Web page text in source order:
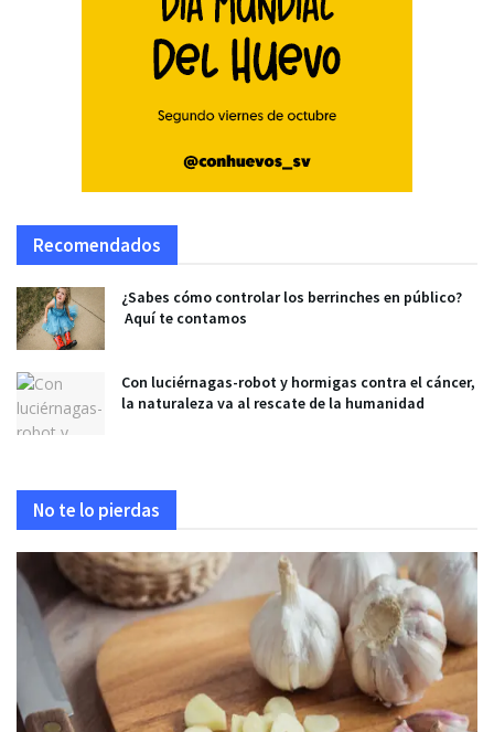
Recomendados
¿Sabes cómo controlar los berrinches en público?
Aquí te contamos
Con luciérnagas-robot y hormigas contra el cáncer,
la naturaleza va al rescate de la humanidad
No te lo pierdas